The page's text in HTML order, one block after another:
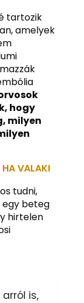
tartozik
amelyek
hogy
milyen
HA VALAKI
tudni,
egy beteg
hirtelen
is,